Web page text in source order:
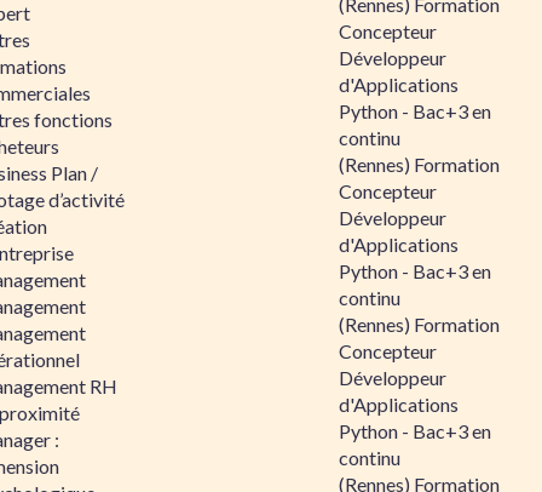
fonctions
Plan /
d’activité
RH
:
Concepteur
Développeur
d'Applications
Python - Bac+3 en
continu
(Rennes) Formation
Concepteur
Développeur
d'Applications
Python - Bac+3 en
continu
(Rennes) Formation
Concepteur
Développeur
d'Applications
Python - Bac+3 en
continu
(Rennes) Formation